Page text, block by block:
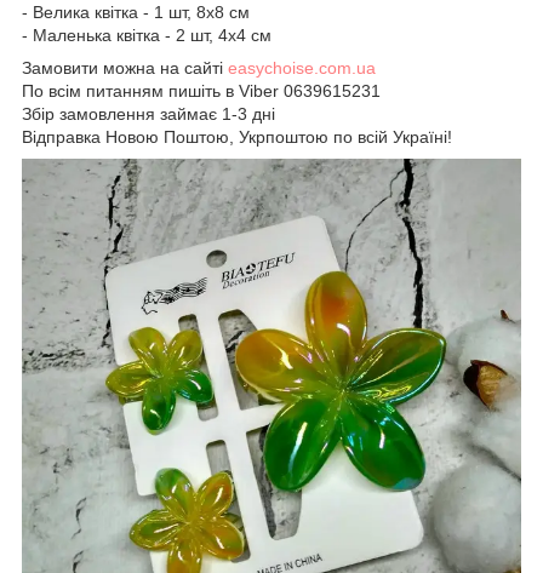
- Велика квітка - 1 шт, 8х8 см
- Маленька квітка - 2 шт, 4х4 см
Замовити можна на сайті easychoise.сom.ua
По всім питанням пишіть в Viber 0639615231
Збір замовлення займає 1-3 дні
Відправка Новою Поштою, Укрпоштою по всій Україні!